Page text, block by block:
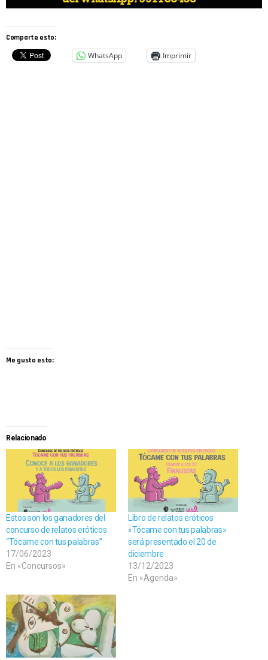
Comparte esto:
WhatsApp Imprimir
Me gusta esto:
Relacionado
Estos son los ganadores del
concurso de relatos eróticos
“Tócame con tus palabras”
17/06/2023
En «Concursos»
Libro de relatos eróticos
«Tócame con tus palabras»
será presentado el 20 de
diciembre
13/12/2023
En «Agenda»